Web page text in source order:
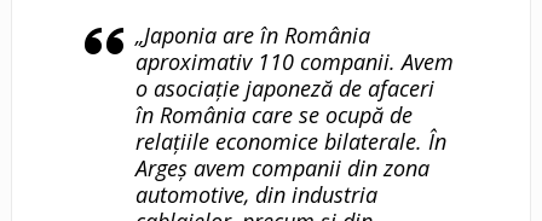
„Japonia are în România
aproximativ 110 companii. Avem
o asociație japoneză de afaceri
în România care se ocupă de
relațiile economice bilaterale. În
Argeș avem companii din zona
automotive, din industria